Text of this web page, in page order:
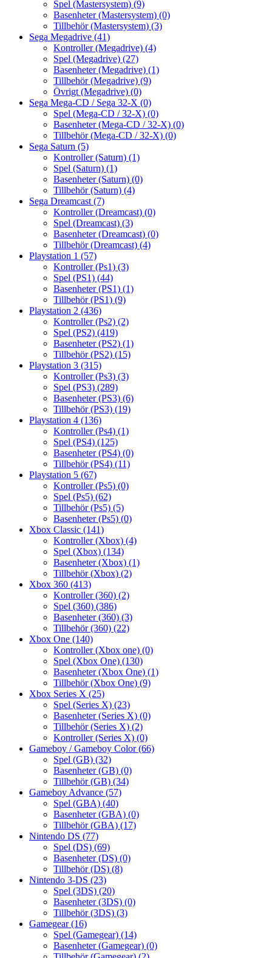
Spel (Mastersystem) (9)
Basenheter (Mastersystem) (0)
Tillbehör (Mastersystem) (3)
Sega Megadrive (41)
Kontroller (Megadrive) (4)
Spel (Megadrive) (27)
Basenheter (Megadrive) (1)
Tillbehör (Megadrive) (9)
Övrigt (Megadrive) (0)
Sega Mega-CD / Sega 32-X (0)
Spel (Mega-CD / 32-X) (0)
Basenheter (Mega-CD / 32-X) (0)
Tillbehör (Mega-CD / 32-X) (0)
Sega Saturn (5)
Kontroller (Saturn) (1)
Spel (Saturn) (1)
Basenheter (Saturn) (0)
Tillbehör (Saturn) (4)
Sega Dreamcast (7)
Kontroller (Dreamcast) (0)
Spel (Dreamcast) (3)
Basenheter (Dreamcast) (0)
Tillbehör (Dreamcast) (4)
Playstation 1 (57)
Kontroller (Ps1) (3)
Spel (PS1) (44)
Basenheter (PS1) (1)
Tillbehör (PS1) (9)
Playstation 2 (436)
Kontroller (Ps2) (2)
Spel (PS2) (419)
Basenheter (PS2) (1)
Tillbehör (PS2) (15)
Playstation 3 (315)
Kontroller (Ps3) (3)
Spel (PS3) (289)
Basenheter (PS3) (6)
Tillbehör (PS3) (19)
Playstation 4 (136)
Kontroller (Ps4) (1)
Spel (PS4) (125)
Basenheter (PS4) (0)
Tillbehör (PS4) (11)
Playstation 5 (67)
Kontroller (Ps5) (0)
Spel (Ps5) (62)
Tillbehör (Ps5) (5)
Basenheter (Ps5) (0)
Xbox Classic (141)
Kontroller (Xbox) (4)
Spel (Xbox) (134)
Basenheter (Xbox) (1)
Tillbehör (Xbox) (2)
Xbox 360 (413)
Kontroller (360) (2)
Spel (360) (386)
Basenheter (360) (3)
Tillbehör (360) (22)
Xbox One (140)
Kontroller (Xbox one) (0)
Spel (Xbox One) (130)
Basenheter (Xbox One) (1)
Tillbehör (Xbox One) (9)
Xbox Series X (25)
Spel (Series X) (23)
Basenheter (Series X) (0)
Tillbehör (Series X) (2)
Kontroller (Series X) (0)
Gameboy / Gameboy Color(66)
Spel (GB) (32)
Basenheter (GB) (0)
Tillbehör (GB) (34)
Gameboy Advance (57)
Spel (GBA) (40)
Basenheter (GBA) (0)
Tillbehör (GBA) (17)
Nintendo DS (77)
Spel (DS) (69)
Basenheter (DS) (0)
Tillbehör (DS) (8)
Nintendo 3-DS (23)
Spel (3DS) (20)
Basenheter (3DS) (0)
Tillbehör (3DS) (3)
Gamegear(16)
Spel (Gamegear) (14)
Basenheter (Gamegear) (0)